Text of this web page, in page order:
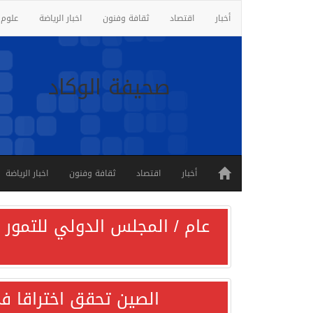
أخبار اقتصاد ثقافة وفنون اخبار الرياضة
صحيفة الوكاد
أخبار اقتصاد ثقافة وفنون اخبار الرياضة
عام / المجلس الدولي للتمور
الصين تحقق اختراقا